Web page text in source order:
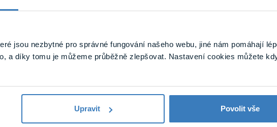
jsou nezbytné pro správné fungování našeho webu, jiné nám pomáhají
a díky tomu je můžeme průběžně zlepšovat. Nastavení cookies můžete
Upravit Povolit vše